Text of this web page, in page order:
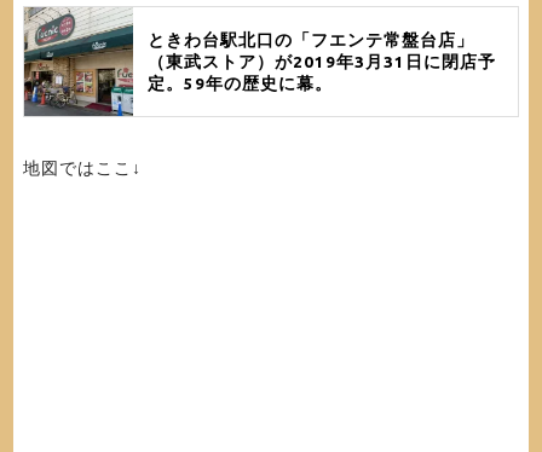
ときわ台駅北口の「フエンテ常盤台店」
（東武ストア）が2019年3月31日に閉店予
定。59年の歴史に幕。
地図ではここ↓